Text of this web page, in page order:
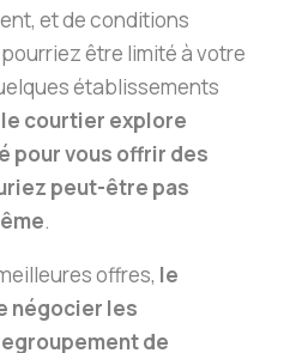
et de conditions
être limité à votre
établissements
le courtier explore
pour vous offrir des
peut-être pas
.
offres, le
négocier les
de